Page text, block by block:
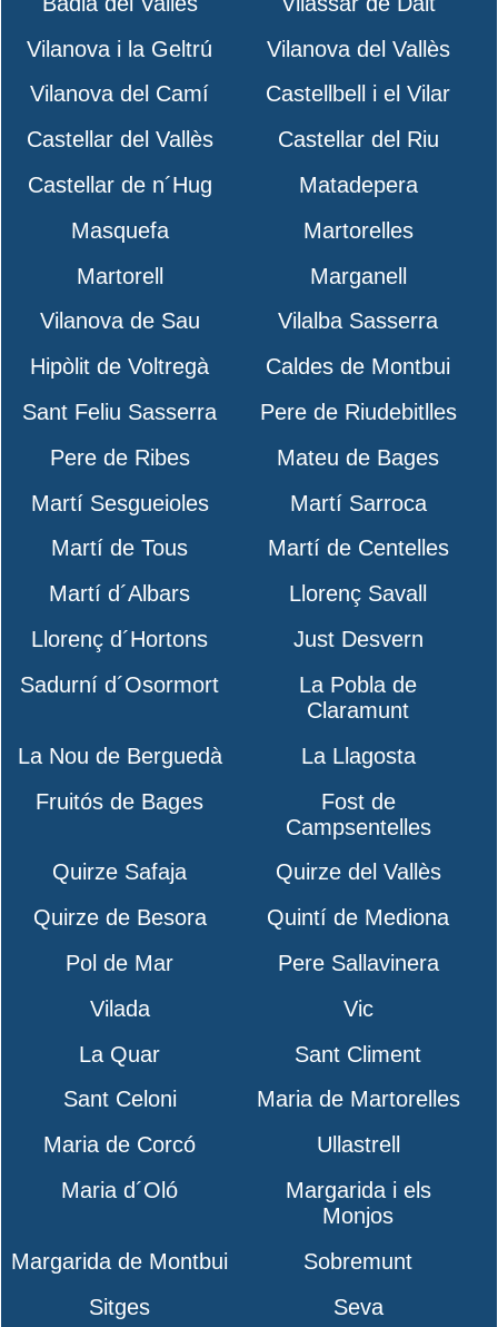
Vilanova i la Geltrú
Vilanova del Vallès
Vilanova del Camí
Castellbell i el Vilar
Castellar del Vallès
Castellar del Riu
Castellar de n´Hug
Matadepera
Masquefa
Martorelles
Martorell
Marganell
Vilanova de Sau
Vilalba Sasserra
Hipòlit de Voltregà
Caldes de Montbui
Sant Feliu Sasserra
Pere de Riudebitlles
Pere de Ribes
Mateu de Bages
Martí Sesgueioles
Martí Sarroca
Martí de Tous
Martí de Centelles
Martí d´Albars
Llorenç Savall
Llorenç d´Hortons
Just Desvern
Sadurní d´Osormort
La Pobla de
Claramunt
La Nou de Berguedà
La Llagosta
Fruitós de Bages
Fost de
Campsentelles
Quirze Safaja
Quirze del Vallès
Quirze de Besora
Quintí de Mediona
Pol de Mar
Pere Sallavinera
Vilada
Vic
La Quar
Sant Climent
Sant Celoni
Maria de Martorelles
Maria de Corcó
Ullastrell
Maria d´Oló
Margarida i els
Monjos
Margarida de Montbui
Sobremunt
Sitges
Seva